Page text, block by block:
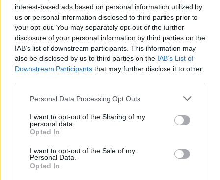
interest-based ads based on personal information utilized by
us or personal information disclosed to third parties prior to
your opt-out. You may separately opt-out of the further
disclosure of your personal information by third parties on the
IAB’s list of downstream participants. This information may
also be disclosed by us to third parties on the IAB’s List of
Downstream Participants that may further disclose it to other
Personal Data Processing Opt Outs
I want to opt-out of the Sharing of my
personal data.
Opted In
I want to opt-out of the Sale of my
Personal Data.
Opted In
PREMIERSHIP
Manu Tuilagi: rottura del tendine
d’achille [VIDEO]
Daniele Goegan / 02.10.2020 00:14
PREMIERSHIP
Wasps di Minozzi al secondo posto in
Premiership [VIDEO]